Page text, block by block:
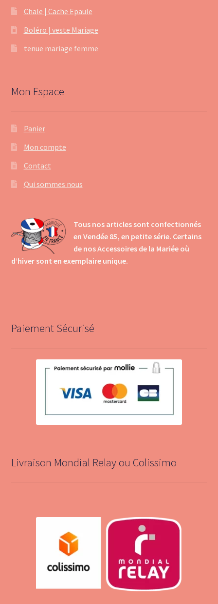
Chale | Cache Epaule
Boléro | veste Mariage
tenue mariage femme
Mon Espace
Panier
Mon compte
Contact
Qui sommes nous
Tous nos articles sont confectionnés
en Vendée 85, en petite série. Certains
de nos Accessoires de la Mariée où
d’hiver sont en exemplaire unique.
Paiement Sécurisé
Livraison Mondial Relay ou Colissimo